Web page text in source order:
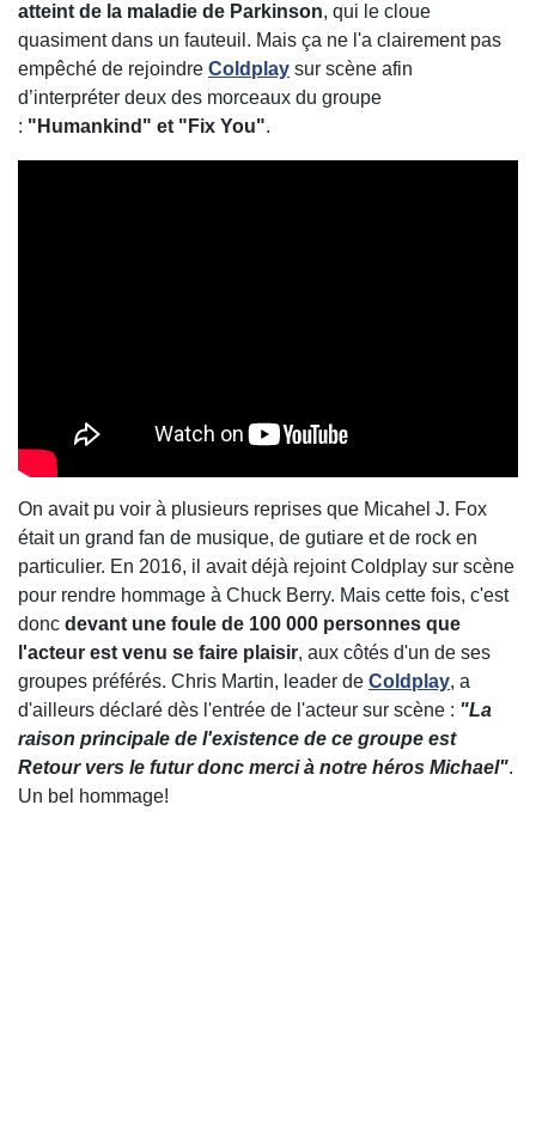
atteint de la maladie de Parkinson, qui le cloue
quasiment dans un fauteuil. Mais ça ne l'a clairement pas
empêché de rejoindre Coldplay sur scène afin
d’interpréter deux des morceaux du groupe
: "Humankind" et "Fix You".
On avait pu voir à plusieurs reprises que Micahel J. Fox
était un grand fan de musique, de gutiare et de rock en
particulier. En 2016, il avait déjà rejoint Coldplay sur scène
pour rendre hommage à Chuck Berry. Mais cette fois, c'est
donc devant une foule de 100 000 personnes que
l'acteur est venu se faire plaisir, aux côtés d'un de ses
groupes préférés. Chris Martin, leader de Coldplay, a
d'ailleurs déclaré dès l'entrée de l'acteur sur scène : "La
raison principale de l'existence de ce groupe est
Retour vers le futur donc merci à notre héros Michael".
Un bel hommage!